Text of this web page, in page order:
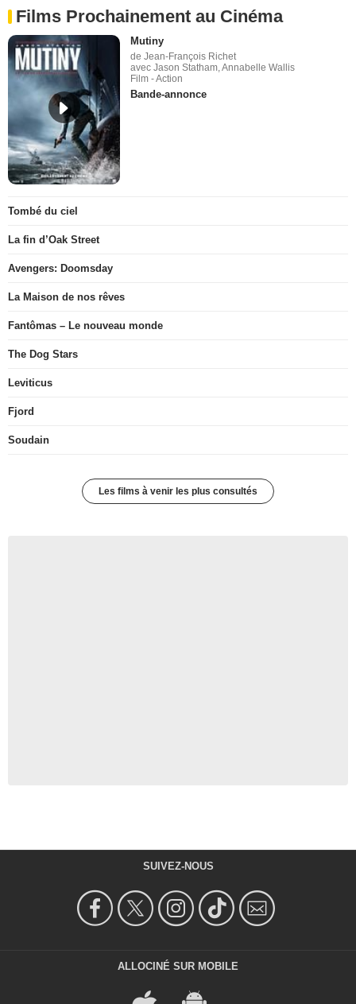
Films Prochainement au Cinéma
Mutiny
de Jean-François Richet
avec Jason Statham, Annabelle Wallis
Film - Action
Bande-annonce
Tombé du ciel
La fin d’Oak Street
Avengers: Doomsday
La Maison de nos rêves
Fantômas – Le nouveau monde
The Dog Stars
Leviticus
Fjord
Soudain
Les films à venir les plus consultés
SUIVEZ-NOUS
ALLOCINÉ SUR MOBILE